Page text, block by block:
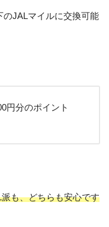
のJALマイルに交換可能
円分のポイント
も、どちらも安心です